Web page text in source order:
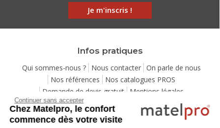
Je m'inscris !
Infos pratiques
Qui sommes-nous ? Nous contacter
On parle de nous
Nos références
Nos catalogues PROS
Demande de devis gratuit
Mentions légales
Conditions générales de vente
Protection de la vie privée
Gestion des cookies
Utilisation de l'IA
Eco-participation
Continuer sans accepter
Chez Matelpro, le confort
commence dès votre visite